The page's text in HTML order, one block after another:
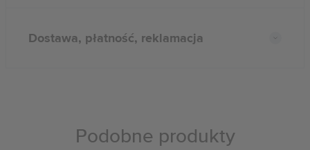
Dostawa, płatność, reklamacja
Podobne produkty